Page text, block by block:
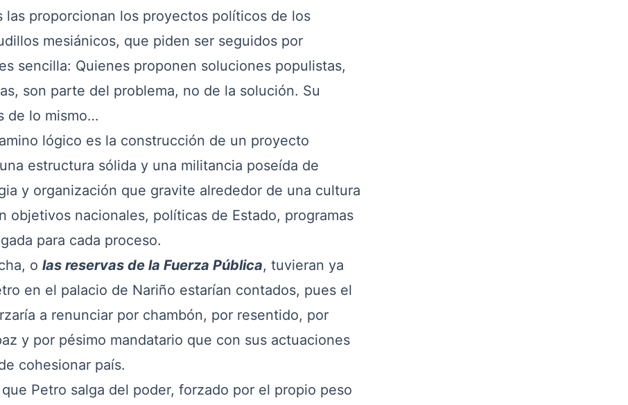
proporcionan los proyectos políticos de los
mesiánicos, que piden ser seguidos por
sencilla: Quienes proponen soluciones populistas,
son parte del problema, no de la solución. Su
de lo mismo…
lógico es la construcción de un proyecto
estructura sólida y una militancia poseída de
y organización que gravite alrededor de una cultura
objetivos nacionales, políticas de Estado, programas
para cada proceso.
o las reservas de la Fuerza Pública, tuvieran ya
en el palacio de Nariño estarían contados, pues el
a renunciar por chambón, por resentido, por
y por pésimo mandatario que con sus actuaciones
cohesionar país.
Petro salga del poder, forzado por el propio peso